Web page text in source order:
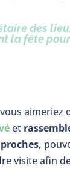
des
la fête
aimeriez
et
visite afin